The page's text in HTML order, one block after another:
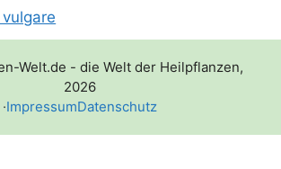
Welt.de - die Welt der Heilpflanzen,
2026
·ImpressumDatenschutz